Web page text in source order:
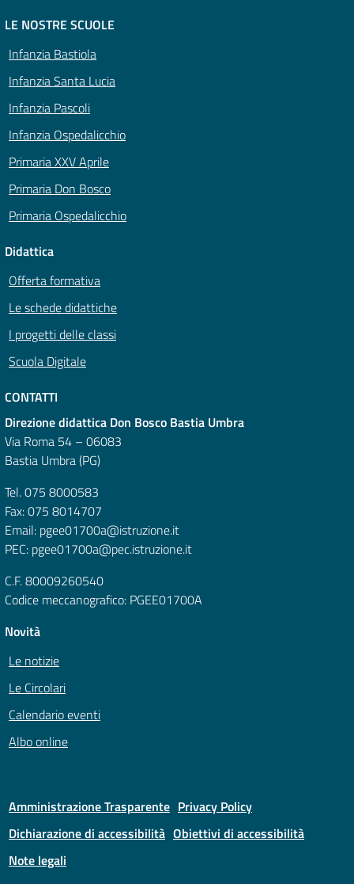
LE NOSTRE SCUOLE
Infanzia Bastiola
Infanzia Santa Lucia
Infanzia Pascoli
Infanzia Ospedalicchio
Primaria XXV Aprile
Primaria Don Bosco
Primaria Ospedalicchio
Didattica
Offerta formativa
Le schede didattiche
I progetti delle classi
Scuola Digitale
CONTATTI
Direzione didattica Don Bosco Bastia Umbra
Via Roma 54 – 06083
Bastia Umbra (PG)
Tel. 075 8000583
Fax: 075 8014707
Email: pgee01700a@istruzione.it
PEC: pgee01700a@pec.istruzione.it
C.F. 80009260540
Codice meccanografico: PGEE01700A
Novità
Le notizie
Le Circolari
Calendario eventi
Albo online
Amministrazione Trasparente Privacy Policy
Dichiarazione di accessibilità Obiettivi di accessibilità
Note legali